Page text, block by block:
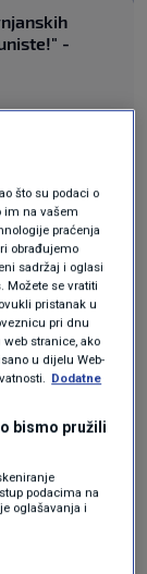
-
kresova:
sigurni,
mogućeg
privela
što su podaci o
im na vašem
praćenja
obrađujemo
sadržaj i oglasi
Možete se vratiti
pristanak u
pri dnu
stranice, ako
u dijelu Web-
Dodatne
bismo pružili
podacima na
oglašavanja i